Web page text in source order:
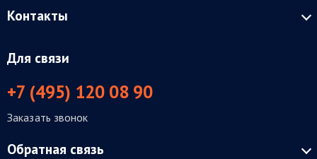
Контакты
Для связи
+7 (495) 120 08 90
Заказать звонок
Обратная связь